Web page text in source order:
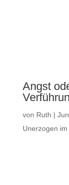
Angst
von Ruth |
Unerzogen im